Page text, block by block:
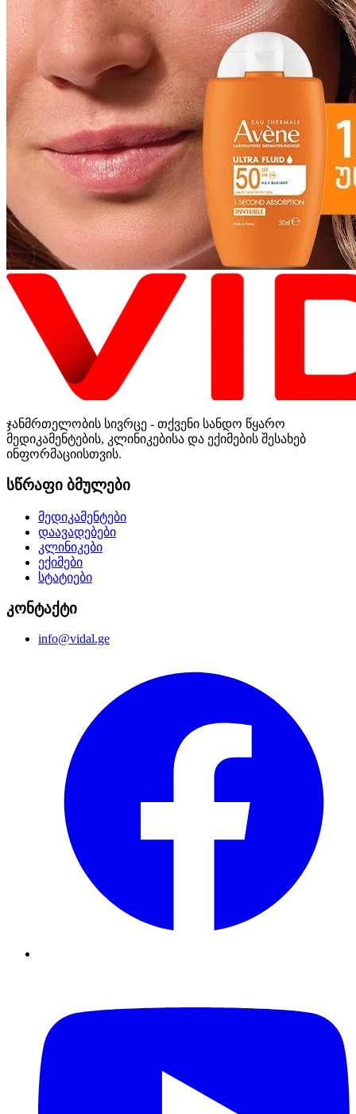
ჯანმრთელობის სივრცე - თქვენი სანდო წყარო
მედიკამენტების, კლინიკებისა და ექიმების შესახებ
ინფორმაციისთვის.
სწრაფი ბმულები
მედიკამენტები
დაავადებები
კლინიკები
ექიმები
სტატიები
კონტაქტი
info@vidal.ge